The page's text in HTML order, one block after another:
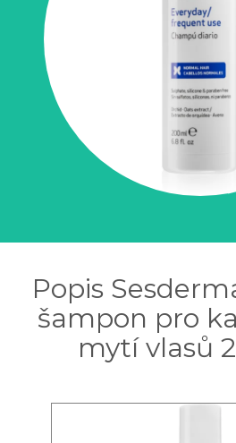
Popis
šampon pro
mytí vlasů